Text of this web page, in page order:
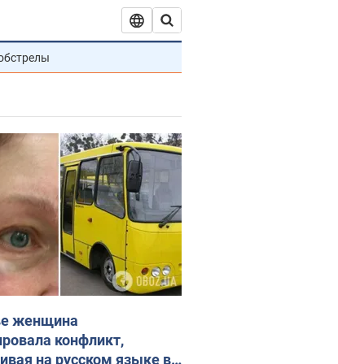
женщина
конфликт,
на русском языке в